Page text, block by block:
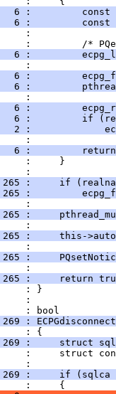
6 :         const
6 :         const
:
:         /*
6 :
:
6 :
6 :
:
6 :
6 :         if
2 :
:
6 :
:     }
:
265 :     if
265 :
:
265 :
:
265 :     this-
:
265 :
:
265 :     return
: }
:
: bool
269 :
: {
269 :     struct
:     struct
:
269 :     if (sqlca
:     {